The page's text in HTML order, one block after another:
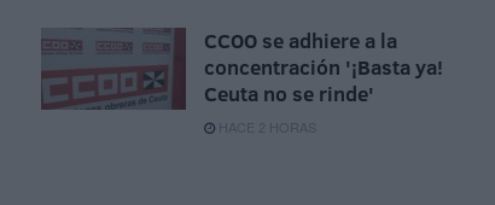
CCOO se adhiere a la
concentración '¡Basta ya!
Ceuta no se rinde'
HACE 2 HORAS